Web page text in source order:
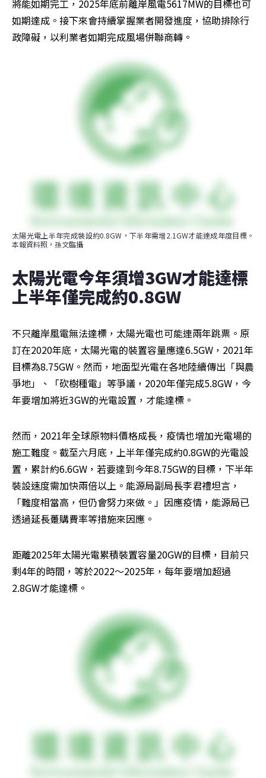
將能如期完工，2025年底前離岸風電5617MW的目標也可
如期達成。接下來會持續掌握業者開發進度，協助排除行
政障礙，以利業者如期完成風場併聯商轉。
太陽光電上半年完成裝設約0.8GW，下半年需增2.1GW才能達成年度目標。
本報資料照，孫文臨攝
太陽光電今年須增3GW才能達標
上半年僅完成約0.8GW
不只離岸風電無法達標，太陽光電也可能連兩年跳票。原
訂在2020年底，太陽光電的裝置容量應達6.5GW，2021年
目標為8.75GW。然而，地面型光電在各地陸續傳出「與農
爭地」、「砍樹種電」等爭議，2020年僅完成5.8GW，今
年要增加將近3GW的光電設置，才能達標。
然而，2021年全球原物料價格成長，疫情也增加光電場的
施工難度。截至六月底，上半年僅完成約0.8GW的光電設
置，累計約6.6GW，若要達到今年8.75GW的目標，下半年
裝設速度需加快兩倍以上。能源局副局長李君禮坦言，
「難度相當高，但仍會努力來做。」因應疫情，能源局已
透過延長躉購費率等措施來因應。
距離2025年太陽光電累積裝置容量20GW的目標，目前只
剩4年的時間，等於2022～2025年，每年要增加超過
2.8GW才能達標。